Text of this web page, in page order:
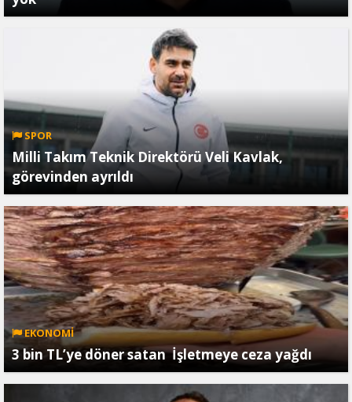
SPOR
Milli Takım Teknik Direktörü Veli Kavlak,
görevinden ayrıldı
EKONOMİ
3 bin TL’ye döner satan İşletmeye ceza yağdı